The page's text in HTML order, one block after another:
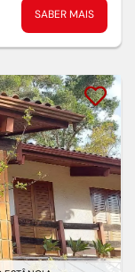
SABER MAIS